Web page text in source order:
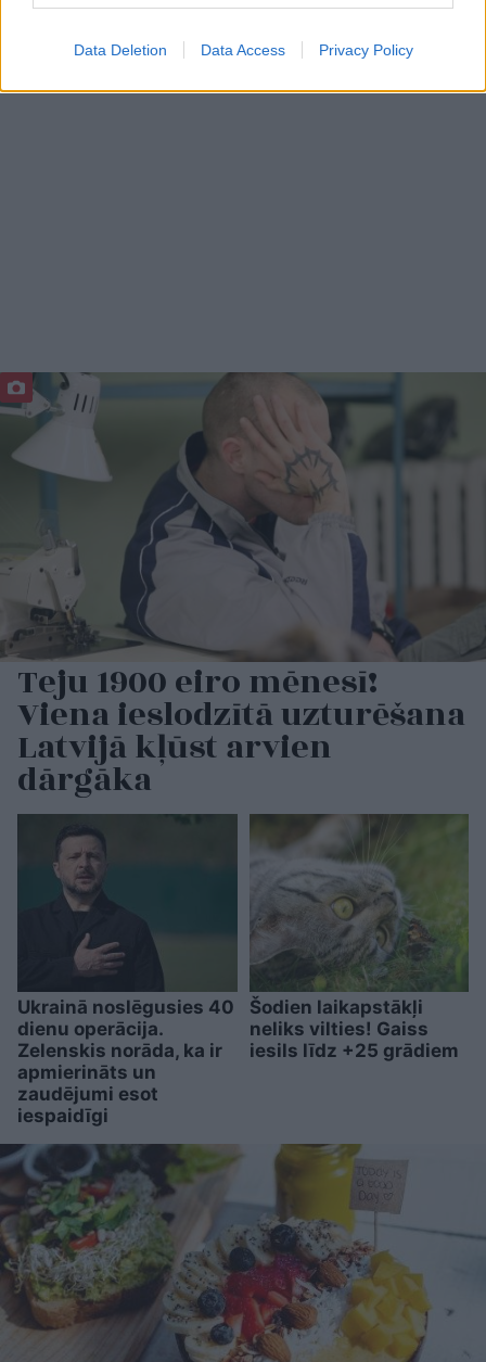
Data Deletion Data Access Privacy Policy
Teju 1900 eiro mēnesī!
Viena ieslodzītā uzturēšana
Latvijā kļūst arvien
dārgāka
Ukrainā noslēgusies 40
dienu operācija.
Zelenskis norāda, ka ir
apmierināts un
zaudējumi esot
iespaidīgi
Šodien laikapstākļi
neliks vilties! Gaiss
iesils līdz +25 grādiem